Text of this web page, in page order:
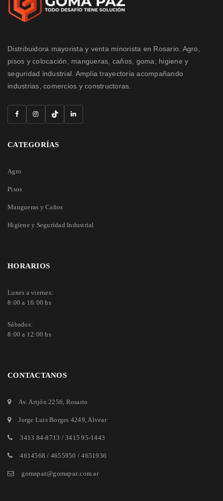
Distribuidora mayorista y venta minorista en Rosario. Agro,
pisos y colocación, mangueras, caños, goma, higiene y
seguridad industrial. Amplia trayectoria acompañando
industrias, comercios y constructoras.
CATEGORÍAS
Agro
Pisos
Mangueras y Caños
Higiene y Seguridad Industrial
HORARIOS
Lunes a viernes:
8:00 a 16:00 hs
Sábados:
8:00 a 12:00 hs
CONTACTANOS
Av. Arijón 2256 , Rosario
Jorge Luis Borges 4249 , Alvear
3413 84-8713 / 3415 95-1443
4614568 / 4655950 / 4651936
gomapaz@gomapaz.com.ar